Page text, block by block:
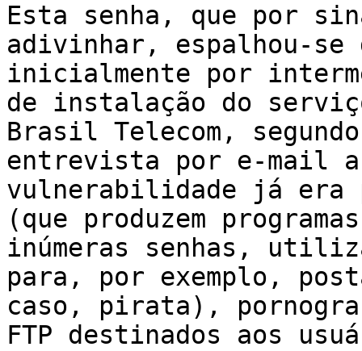
Esta senha, que por
adivinhar, espalhou-se
inicialmente por
de instalação do
Brasil Telecom,
entrevista por e-mail
vulnerabilidade já era
(que produzem
inúmeras senhas,
para, por exemplo,
caso, pirata),
FTP destinados aos